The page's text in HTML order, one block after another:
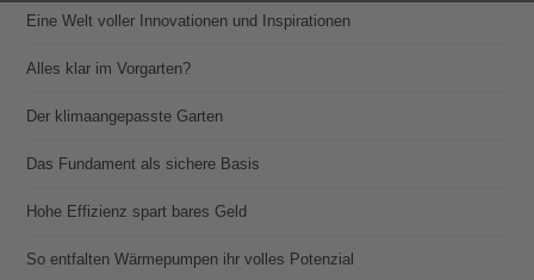
Eine Welt voller Innovationen und Inspirationen
Alles klar im Vorgarten?
Der klimaangepasste Garten
Das Fundament als sichere Basis
Hohe Effizienz spart bares Geld
So entfalten Wärmepumpen ihr volles Potenzial